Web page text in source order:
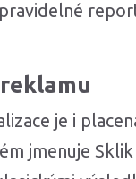
je i
jmenuje